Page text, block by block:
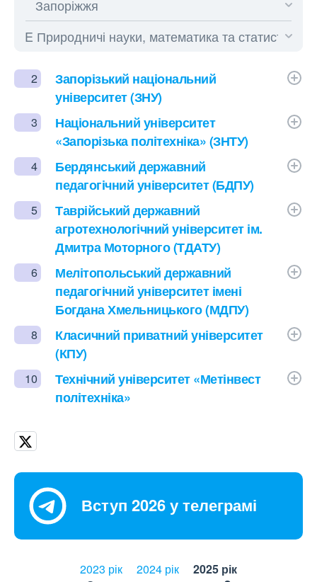
2
Запорізький національний
університет (ЗНУ)
3
Національний університет
«Запорізька політехніка» (ЗНТУ)
4
Бердянський державний
педагогічний університет (БДПУ)
5
Таврійський державний
агротехнологічний університет ім.
Дмитра Моторного (ТДАТУ)
6
Мелітопольський державний
педагогічний університет імені
Богдана Хмельницького (МДПУ)
8
Класичний приватний університет
(КПУ)
10
Технічний університет «Метінвест
політехніка»
Вступ 2026 у телеграмі
2023 рік 2024 рік 2025 рік